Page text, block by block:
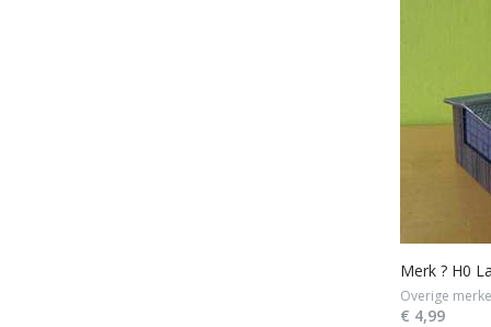
Merk ? H0
Overige
€ 4,99